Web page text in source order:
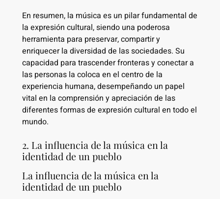
En resumen, la música es un pilar fundamental de
la expresión cultural, siendo una poderosa
herramienta para preservar, compartir y
enriquecer la diversidad de las sociedades. Su
capacidad para trascender fronteras y conectar a
las personas la coloca en el centro de la
experiencia humana, desempeñando un papel
vital en la comprensión y apreciación de las
diferentes formas de expresión cultural en todo el
mundo.
2. La influencia de la música en la
identidad de un pueblo
La influencia de la música en la
identidad de un pueblo